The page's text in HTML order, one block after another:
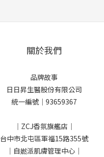
關於我們
品牌故事
日日昇生醫股份有限公司
統一編號｜93659367
｜ZCJ香氛旗艦店｜
台中市北屯區軍福15路355號
｜自㜣派肌膚管理中心｜